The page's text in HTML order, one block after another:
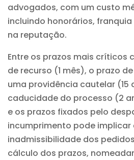
advogados, com um custo
incluindo honorários,
na reputação.
Entre os prazos mais críticos
de recurso (1 mês), o prazo
uma providência cautelar (15
caducidade do processo (2
e os prazos fixados pelo
incumprimento pode implicar
inadmissibilidade dos
cálculo dos prazos,